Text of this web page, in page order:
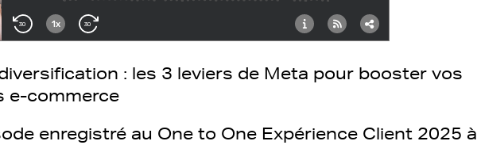
: les 3 leviers de Meta pour booster vos
e-commerce
enregistré au One to One Expérience Client 2025 à